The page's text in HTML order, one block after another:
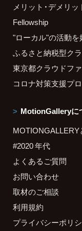
メリット・デメリッ
Fellowship
"ローカル"の活動を
ふるさと納税型ク
東京都クラウドフ
コロナ対策支援プ
MotionGalleryに
MOTIONGALLERY
#2020 年代
よくあるご質問
お問い合わせ
取材のご相談
利用規約
プライバシーポリ